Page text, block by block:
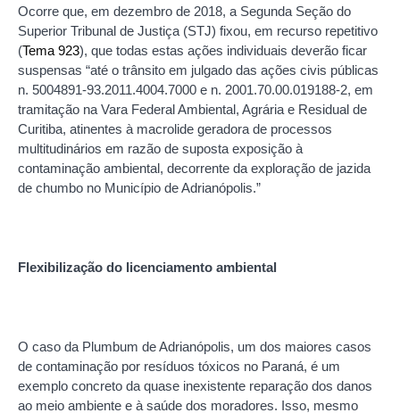
Ocorre que, em dezembro de 2018, a Segunda Seção do
Superior Tribunal de Justiça (STJ) fixou, em recurso repetitivo
(Tema 923), que todas estas ações individuais deverão ficar
suspensas “até o trânsito em julgado das ações civis públicas
n. 5004891-93.2011.4004.7000 e n. 2001.70.00.019188-2, em
tramitação na Vara Federal Ambiental, Agrária e Residual de
Curitiba, atinentes à macrolide geradora de processos
multitudinários em razão de suposta exposição à
contaminação ambiental, decorrente da exploração de jazida
de chumbo no Município de Adrianópolis.”
Flexibilização do licenciamento ambiental
O caso da Plumbum de Adrianópolis, um dos maiores casos
de contaminação por resíduos tóxicos no Paraná, é um
exemplo concreto da quase inexistente reparação dos danos
ao meio ambiente e à saúde dos moradores. Isso, mesmo